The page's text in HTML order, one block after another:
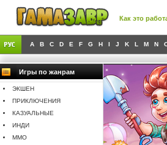
Как это
A B C D E F G H I J K L M N
Игры по жанрам
ЭКШЕН
ПРИКЛЮЧЕНИЯ
КАЗУАЛЬНЫЕ
ИНДИ
MMO